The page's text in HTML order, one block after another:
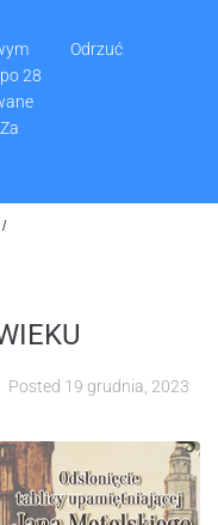
28
Odrzuć
/
Posted 19 grudnia, 2023